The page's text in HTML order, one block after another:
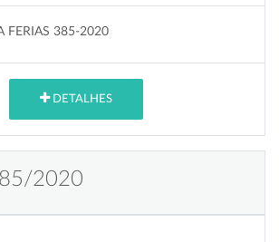
FERIAS 385-2020
DETALHES
2020